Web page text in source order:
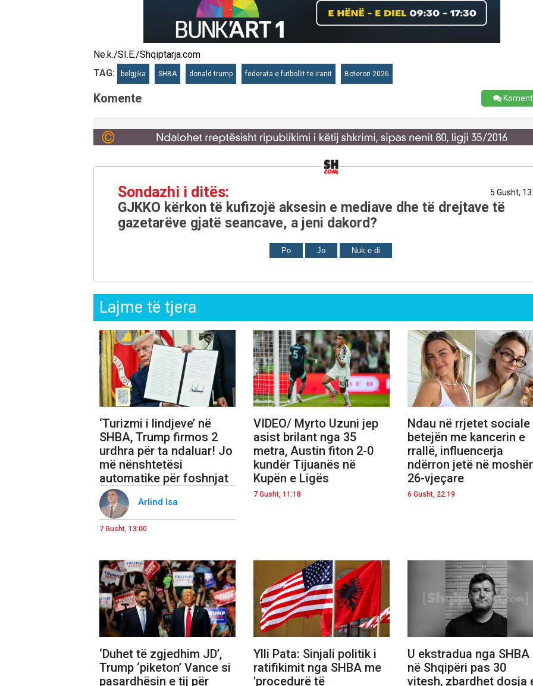
Ne.k./SI.E./Shqiptarja.com
TAG:
belgjika SHBA donald trump federata e futbollit te iranit Boterori 2026
Komente
Sondazhi i ditës: 5 Gusht,
GJKKO kërkon të kufizojë aksesin e mediave dhe të drejtave të
gazetarëve gjatë seancave, a jeni dakord?
Po Jo Nuk e di
Lajme të tjera
‘Turizmi i lindjeve’ në
SHBA, Trump firmos 2
urdhra për ta ndaluar! Jo
më nënshtetësi
automatike për foshnjat
Arlind Isa
7 Gusht, 13:00
VIDEO/ Myrto Uzuni jep
asist brilant nga 35
metra, Austin fiton 2-0
kundër Tijuanës në
Kupën e Ligës
7 Gusht, 11:18
Ndau në rrjetet sociale
betejën me kancerin e
rrallë, influencerja
ndërron jetë në
26-vjeçare
6 Gusht, 22:19
‘Duhet të zgjedhim JD’,
Trump ‘piketon’ Vance si
pasardhësin e tij për
Ylli Pata: Sinjali politik i
ratifikimit nga SHBA me
'procedurë të
U ekstradua nga SHBA
në Shqipëri pas 30
vitesh, zbardhet dosja